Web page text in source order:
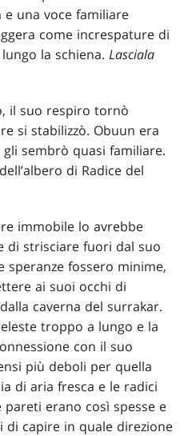
una voce familiare
come increspature di
lungo la schiena.Lasciala
il suo respiro tornò
si stabilizzò. Obuun era
sembrò quasi familiare.
di Radice del
immobile lo avrebbe
di strisciare fuori dal suo
speranze fossero minime,
ai suoi occhi di
caverna del surrakar.
troppo a lungo e la
con il suo
più deboli per quella
di aria fresca e le radici
pareti erano così spesse e
capire in quale direzione